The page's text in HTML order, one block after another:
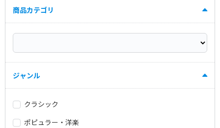
商品カテゴリ
ジャンル
クラシック
ポピュラー・洋楽